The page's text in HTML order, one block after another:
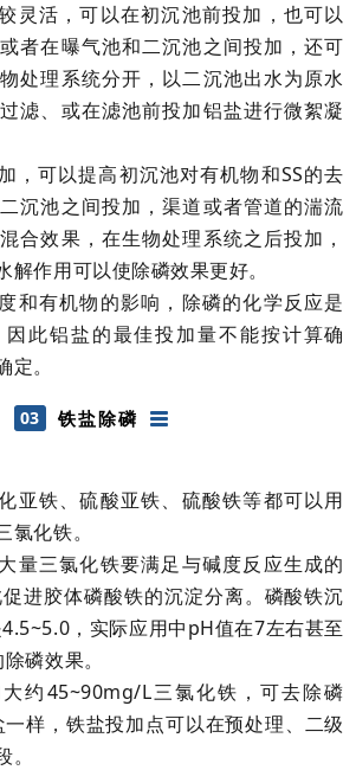
灵活，可以在初沉池前投加，也可以
者在曝气池和二沉池之间投加，还可
处理系统分开，以二沉池出水为原水
滤、或在滤池前投加铝盐进行微絮凝
，可以提高初沉池对有机物和SS的去
沉池之间投加，渠道或者管道的湍流
合效果，在生物处理系统之后投加，
解作用可以使除磷效果更好。
和有机物的影响，除磷的化学反应是
此铝盐的最佳投加量不能按计算确
。
03 铁盐除磷
亚铁、硫酸亚铁、硫酸铁等都可以用
化铁。
量三氯化铁要满足与碱度反应生成的
进胶体磷酸铁的沉淀分离。磷酸铁沉
，实际应用中pH值在7左右甚至
磷效果。
约45~90mg/L三氯化铁，可去除磷
样，铁盐投加点可以在预处理、二级